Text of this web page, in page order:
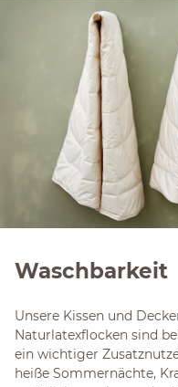
Waschbarkeit
Unsere Kissen und
Naturlatexflocken sind
ein wichtiger
heiße Sommernächte,